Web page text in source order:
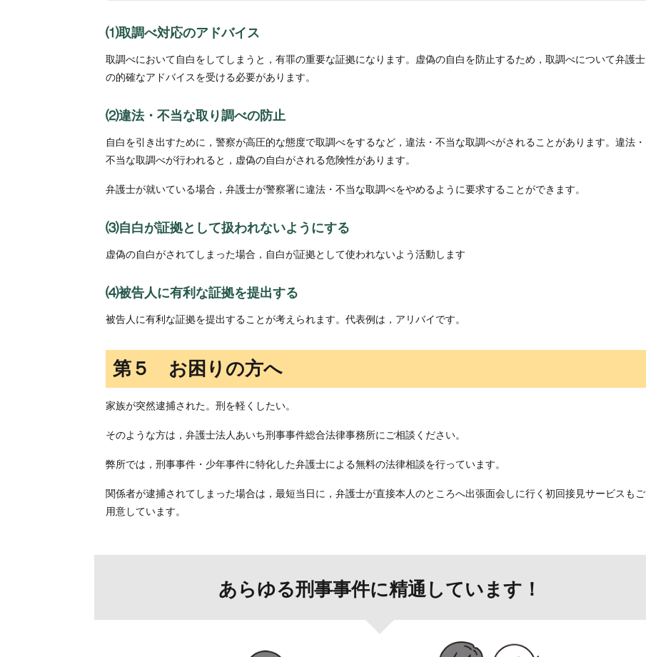
⑴取調べ対応のアドバイス
取調べにおいて自白をしてしまうと，有罪の重要な証拠になります。虚偽の自白を防止するため，取調べについて弁護士
の的確なアドバイスを受ける必要があります。
⑵違法・不当な取り調べの防止
自白を引き出すために，警察が高圧的な態度で取調べをするなど，違法・不当な取調べがされることがあります。違法・
不当な取調べが行われると，虚偽の自白がされる危険性があります。
弁護士が就いている場合，弁護士が警察署に違法・不当な取調べをやめるように要求することができます。
⑶自白が証拠として扱われないようにする
虚偽の自白がされてしまった場合，自白が証拠として使われないよう活動します
⑷被告人に有利な証拠を提出する
被告人に有利な証拠を提出することが考えられます。代表例は，アリバイです。
第５ お困りの方へ
家族が突然逮捕された。刑を軽くしたい。
そのような方は，弁護士法人あいち刑事事件総合法律事務所にご相談ください。
弊所では，刑事事件・少年事件に特化した弁護士による無料の法律相談を行っています。
関係者が逮捕されてしまった場合は，最短当日に，弁護士が直接本人のところへ出張面会しに行く初回接見サービスもご
用意しています。
あらゆる刑事事件に精通しています！